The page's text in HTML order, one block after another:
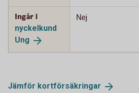
Ingår i
nyckelkund
Ung
Nej
Jämför kortförsäkringar